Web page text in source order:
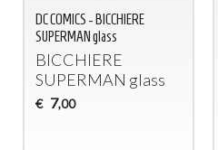
DC COMICS - BICCHIERE
SUPERMAN glass
BICCHIERE
SUPERMAN glass
€ 7,00